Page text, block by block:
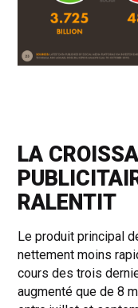
LA
RALENTIT
Le produit principal
nettement moins
cours des trois
augmenté que de 8